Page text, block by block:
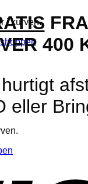
i kurven.
400
eller